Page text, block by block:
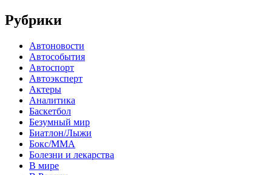
Рубрики
Автоновости
Автособытия
Автоспорт
Автоэксперт
Актеры
Аналитика
Баскетбол
Безумный мир
Биатлон/Лыжи
Бокс/MMA
Болезни и лекарства
В мире